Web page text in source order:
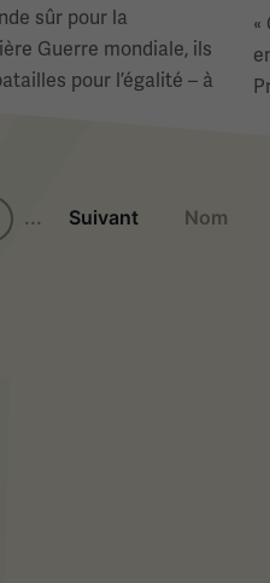
sûr pour la
Guerre mondiale, ils
pour l’égalité – à
«
... SuivantPage suivante
Nom